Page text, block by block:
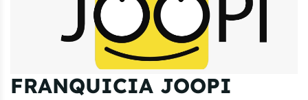
FRANQUICIA JOOPI